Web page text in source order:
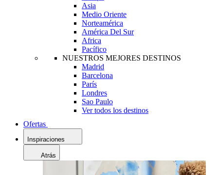
Asia
Medio Oriente
Norteamérica
América Del Sur
Africa
Pacífico
NUESTROS MEJORES DESTINOS
Madrid
Barcelona
París
Londres
Sao Paulo
Ver todos los destinos
Ofertas
Inspiraciones
Atrás